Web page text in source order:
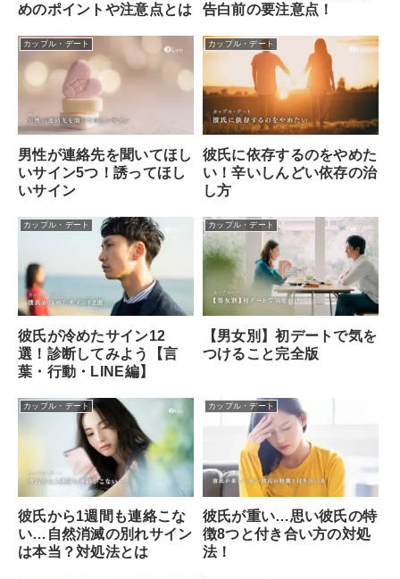
めのポイントや注意点とは
告白前の要注意点！
カップル・デート
男性が連絡先を聞いてほし
いサイン5つ！誘ってほし
いサイン
カップル・デート
彼氏に依存するのをやめた
い！辛いしんどい依存の治
し方
カップル・デート
彼氏が冷めたサイン12
選！診断してみよう【言
葉・行動・LINE編】
カップル・デート
【男女別】初デートで気を
つけること完全版
カップル・デート
彼氏から1週間も連絡こな
い…自然消滅の別れサイン
は本当？対処法とは
カップル・デート
彼氏が重い…思い彼氏の特
徴8つと付き合い方の対処
法！